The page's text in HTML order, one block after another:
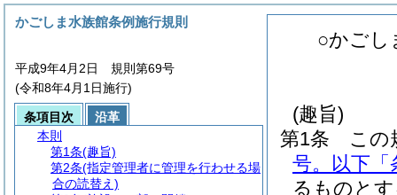
○かごし
(趣旨)
第1条
この
号。以下「
るものと
かごしま水族館条例施行規則
平成9年4月2日 規則第69号
(令和8年4月1日施行)
条項目次
沿革
本則
第1条(趣旨)
第2条(指定管理者に管理を行わせる場
合の読替え)